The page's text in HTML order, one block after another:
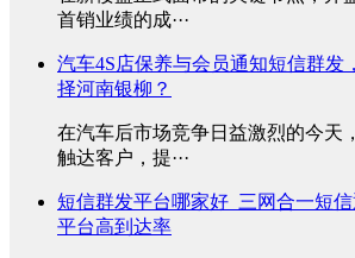
首销业绩的成···
汽车4S店保养与会员通知短信群发
择河南银柳？
在汽车后市场竞争日益激烈的今天
触达客户，提···
短信群发平台哪家好_三网合一短
平台高到达率